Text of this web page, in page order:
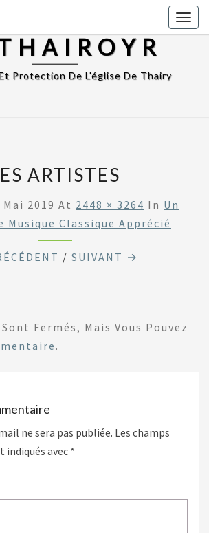
Protection De L'église De Thairy
ARTISTES
Mai 2019 At 2448 × 3264 In Un
Musique Classique Apprécié
/ SUIVANT →
Fermés, Mais Vous Pouvez
.
ne sera pas publiée. Les champs
avec *